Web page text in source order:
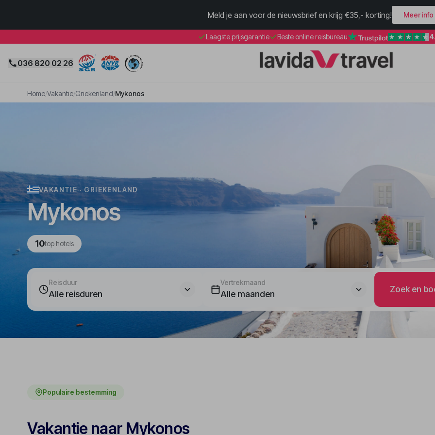
Meld je aan voor de nieuwsbrief en krijg €35,- korting! Meer info
Laagste prijsgarantie Beste online reisbureau
036 820 02 26
Home/Vakantie/Griekenland/Mykonos
VAKANTIE · GRIEKENLAND
Mykonos
10top hotels
Reisduur
Alle reisduren
Vertrekmaand
Alle maanden Zoek en
Populaire bestemming
Vakantie naar Mykonos